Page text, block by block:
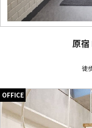
原宿
徒
OFFICE